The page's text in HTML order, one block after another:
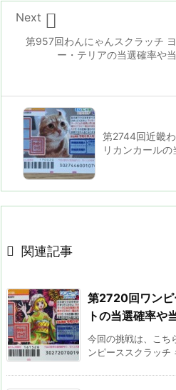
第957回わんにゃんスクラッチ
ー・テリアの当選確率や

Next
第2744回近畿
リカンカール
 関連記事
第2720回ワンピ
トの当選確率や
今回の挑戦は、こ
ンピーススクラッチ